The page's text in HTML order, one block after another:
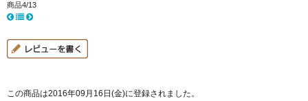
商品4/13
この商品は2016年09月16日(金)に登録されました。